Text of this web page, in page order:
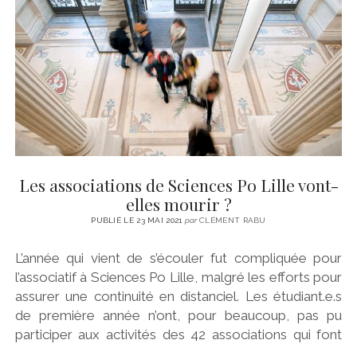
CINÉMA
LITTÉRATURE
ÉCONOMIE
SPORT
MÉDIAS
SANTÉ
instagram
emailemail-
form
Les associations de Sciences Po Lille vont-
elles mourir ?
PUBLIÉ LE 23 MAI 2021 parCLÉMENT RABU
L’année qui vient de s’écouler fut compliquée pour
l’associatif à Sciences Po Lille, malgré les efforts pour
assurer une continuité en distanciel. Les étudiant.e.s
de première année n’ont, pour beaucoup, pas pu
participer aux activités des 42 associations qui font